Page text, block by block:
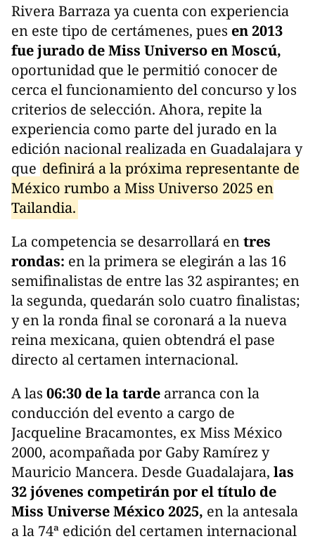
Rivera Barraza ya cuenta con experiencia
en este tipo de certámenes, pues en 2013
fue jurado de Miss Universo en Moscú,
oportunidad que le permitió conocer de
cerca el funcionamiento del concurso y los
criterios de selección. Ahora, repite la
experiencia como parte del jurado en la
edición nacional realizada en Guadalajara y
que definirá a la próxima representante de
México rumbo a Miss Universo 2025 en
Tailandia.
La competencia se desarrollará entres
rondas: en la primera se elegirán a las 16
semifinalistas de entre las 32 aspirantes; en
la segunda, quedarán solo cuatro finalistas;
y en la ronda final se coronará a la nueva
reina mexicana, quien obtendrá el pase
directo al certamen internacional.
A las 06:30 de la tarde arranca con la
conducción del evento a cargo de
Jacqueline Bracamontes, ex Miss México
2000, acompañada por Gaby Ramírez y
Mauricio Mancera. Desde Guadalajara, las
32 jóvenes competirán por el título de
Miss Universe México 2025, en la antesala
a la 74ª edición del certamen internacional